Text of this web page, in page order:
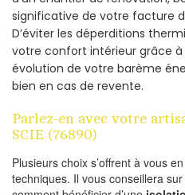
significative de votre facture
D’éviter les déperditions
votre confort intérieur grâce à
évolution de votre barème
bien en cas de revente.
Parlez-en avec votre
SCIE (76890)
Plusieurs choix s’offrent à vous
techniques. Il vous conseillera